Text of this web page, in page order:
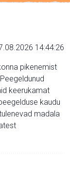
14:44:26
pikenemist
keerukamat
kaudu
madala